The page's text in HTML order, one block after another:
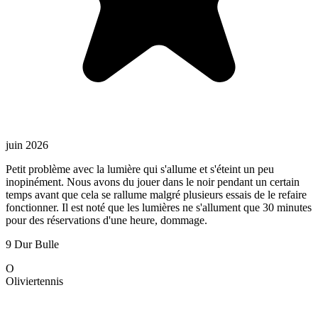
juin 2026
Petit problème avec la lumière qui s'allume et s'éteint un peu
inopinément. Nous avons du jouer dans le noir pendant un certain
temps avant que cela se rallume malgré plusieurs essais de le refaire
fonctionner. Il est noté que les lumières ne s'allument que 30 minutes
pour des réservations d'une heure, dommage.
9 Dur Bulle
O
Oliviertennis